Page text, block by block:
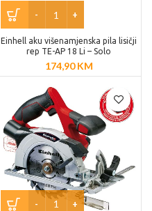
Einhell aku višenamjenska pila lisičji
rep TE-AP 18 Li – Solo
174,90KM